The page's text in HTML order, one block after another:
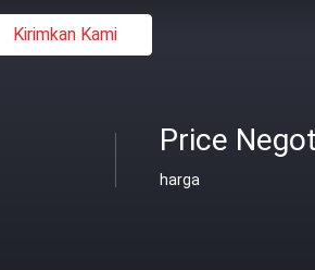
Kirimkan Kami
Price
harga